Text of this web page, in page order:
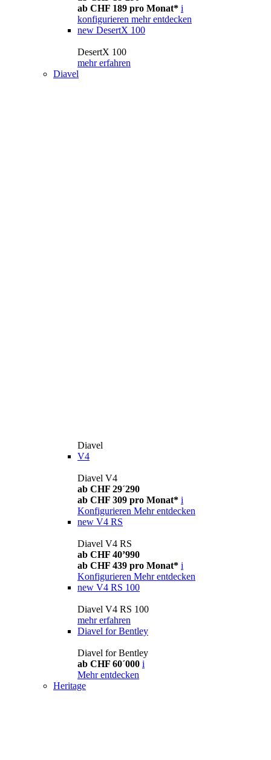
ab CHF 189 pro Monat* i
konfigurieren mehr entdecken
new DesertX 100
DesertX 100
mehr erfahren
Diavel
Diavel
V4
Diavel V4
ab CHF 29´290
ab CHF 309 pro Monat* i
Konfigurieren Mehr entdecken
new V4 RS
Diavel V4 RS
ab CHF 40’990
ab CHF 439 pro Monat* i
Konfigurieren Mehr entdecken
new V4 RS 100
Diavel V4 RS 100
mehr erfahren
Diavel for Bentley
Diavel for Bentley
ab CHF 60´000 i
Mehr entdecken
Heritage